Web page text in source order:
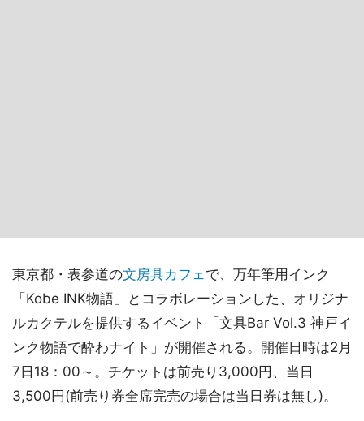
東京都・表参道の文房具カフェで、万年筆用インク
「Kobe INK物語」とコラボレーションした、オリジナ
ルカクテルを提供するイベント「文具Bar Vol.3 神戸イ
ンク物語で酔わナイト」が開催される。開催日時は2月
7日18：00～。チケットは前売り3,000円、当日
3,500円(前売り券全席完売の場合は当日券は無し)。